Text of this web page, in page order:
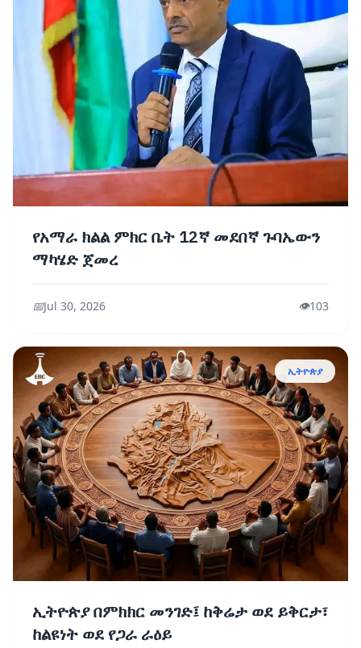
የአማራ ክልል ምክር ቤት 12ኛ መደበኛ ጉባኤውን
ማካሄድ ጀመረ
📅Jul 30, 2026 👁️103
ኢትዮጵያ
ኢትዮጵያ በምክክር መንገድ፤ ከቅሬታ ወደ ይቅርታ፣
ከልዩነት ወደ የጋራ ራዕይ